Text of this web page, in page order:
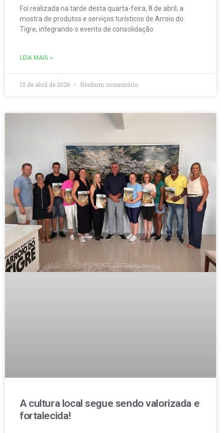
Foi realizada na tarde desta quarta-feira, 8 de abril, a
mostra de produtos e serviços turísticos de Arroio do
Tigre, integrando o evento de consolidação
LEIA MAIS »
10 de abril de 2026 Nenhum comentário
A cultura local segue sendo valorizada e
fortalecida!